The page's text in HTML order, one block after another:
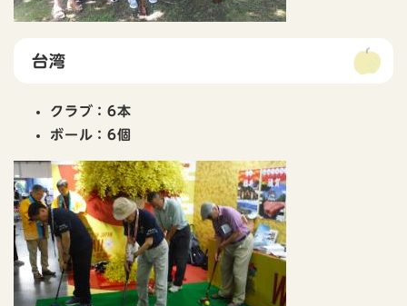
台湾
クラブ：6本
ボール：6個